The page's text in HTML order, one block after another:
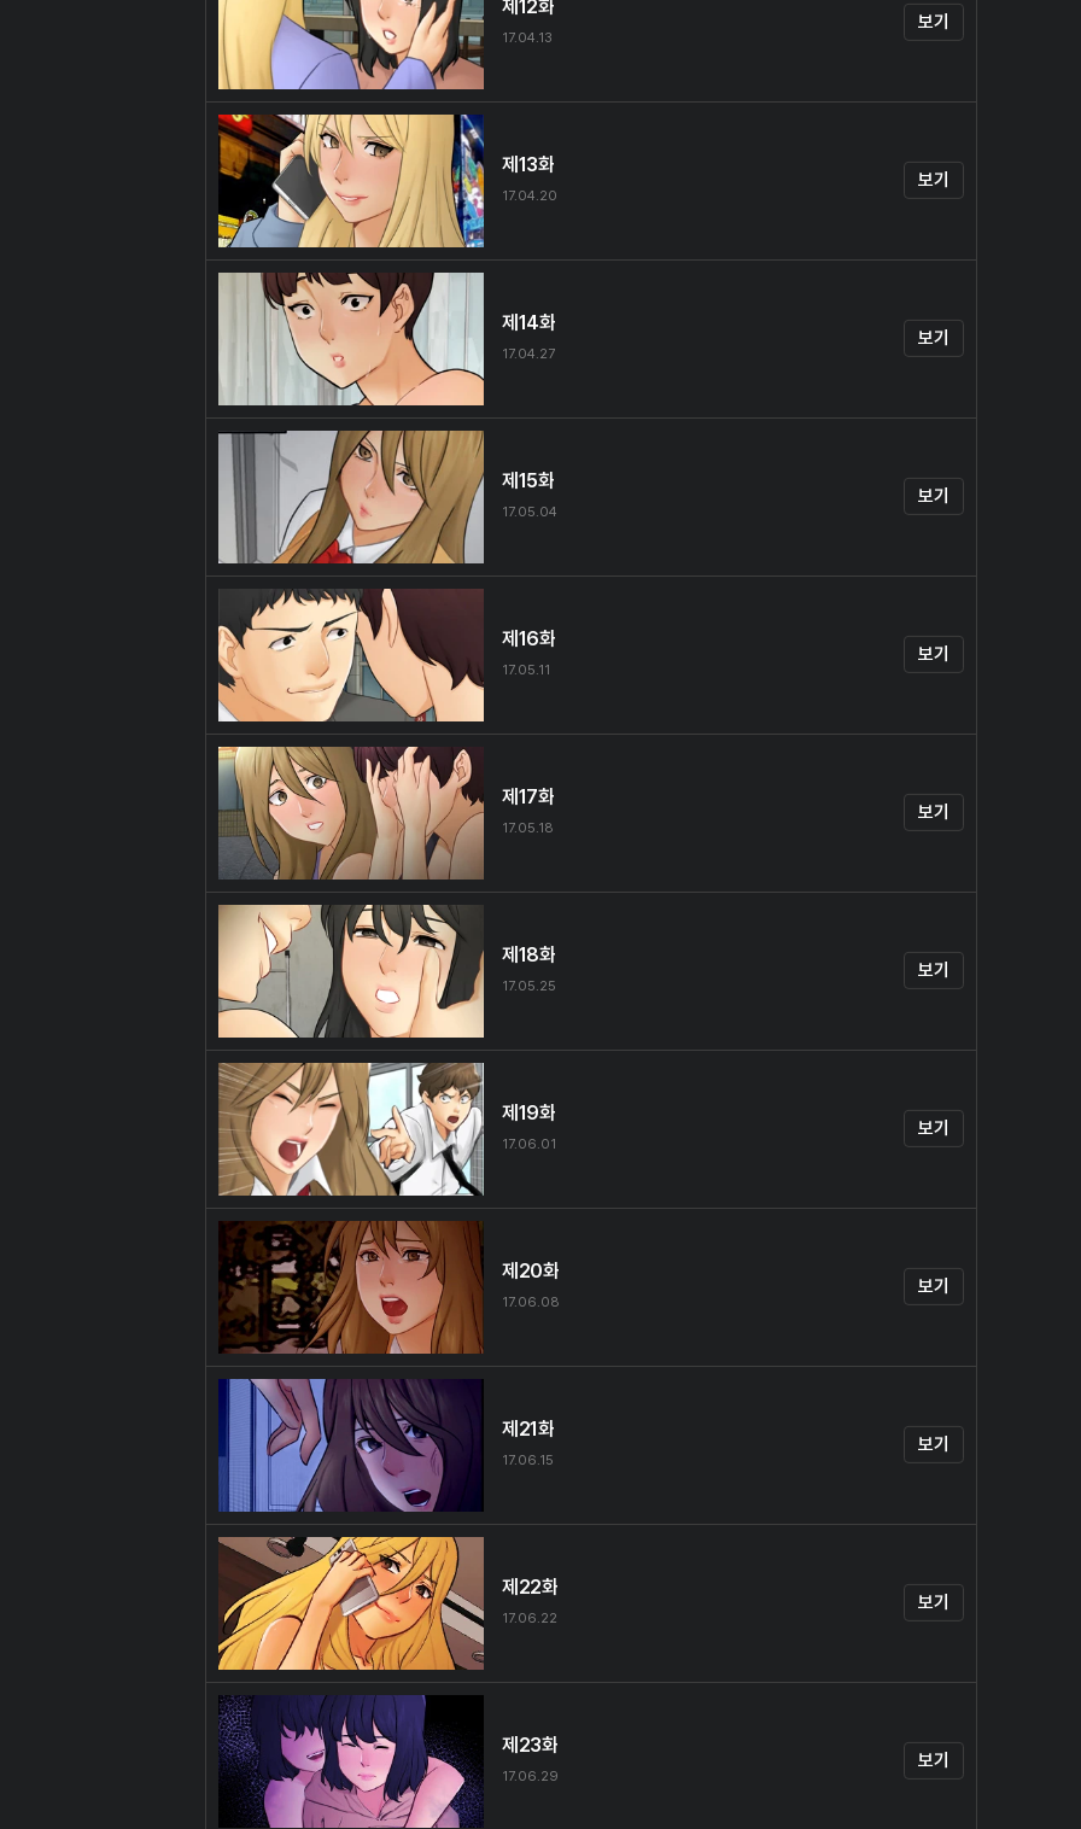
제12화
17.04.13
보기
제13화
17.04.20
보기
제14화
17.04.27
보기
제15화
17.05.04
보기
제16화
17.05.11
보기
제17화
17.05.18
보기
제18화
17.05.25
보기
제19화
17.06.01
보기
제20화
17.06.08
보기
제21화
17.06.15
보기
제22화
17.06.22
보기
제23화
17.06.29
보기